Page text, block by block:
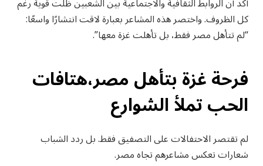
كل الظروف. واختصر هذه المشاعر بعبارة لاقت انتشارًا واسعًا:
“لم تتأهل مصر فقط، بل تأهلت غزة معها”.
فرحة غزة بتأهل مصر،هتافات
الحب تملأ الشوارع
لم تقتصر الاحتفالات على التصفيق فقط. بل ردد الشباب
شعارات تعكس مشاعرهم تجاه مصر.